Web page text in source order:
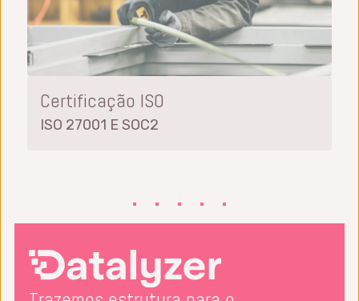
Certificação ISO
ISO 27001 E SOC2